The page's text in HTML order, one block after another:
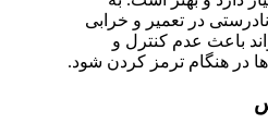
در تعمیر و خرابی
باعث عدم کنترل و
در هنگام ترمز کردن شود.